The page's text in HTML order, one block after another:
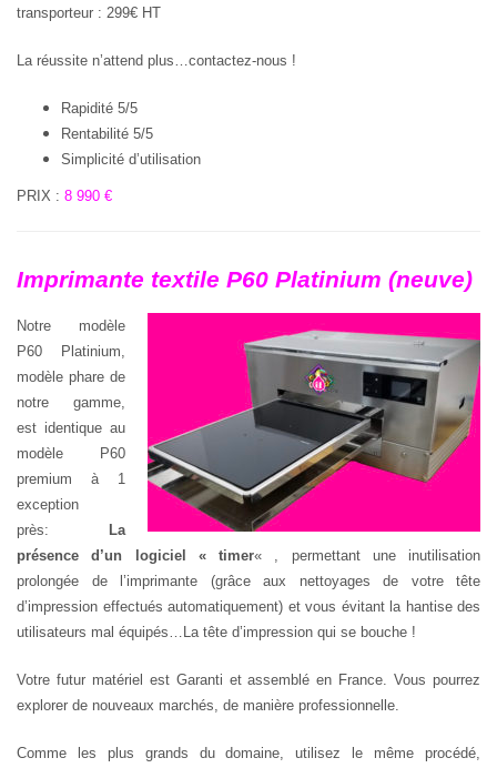
transporteur : 299€ HT
La réussite n’attend plus…contactez-nous !
Rapidité 5/5
Rentabilité 5/5
Simplicité d’utilisation
PRIX : 8 990 €
Imprimante textile P60 Platinium (neuve)
Notre modèle
P60 Platinium,
modèle phare de
notre gamme,
est identique au
modèle P60
premium à 1
exception
près: La
présence d’un logiciel « timer« , permettant une inutilisation
prolongée de l’imprimante (grâce aux nettoyages de votre tête
d’impression effectués automatiquement) et vous évitant la hantise des
utilisateurs mal équipés…La tête d’impression qui se bouche !
Votre futur matériel est Garanti et assemblé en France. Vous pourrez
explorer de nouveaux marchés, de manière professionnelle.
Comme les plus grands du domaine, utilisez le même procédé,